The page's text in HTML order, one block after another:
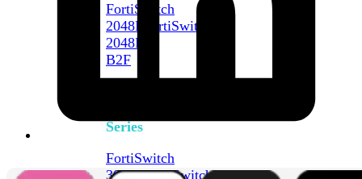
FortiSwitch
2048F
FortiSwitch
2048F-
B2F
Series
FortiSwitch
3032EFortiSwitch